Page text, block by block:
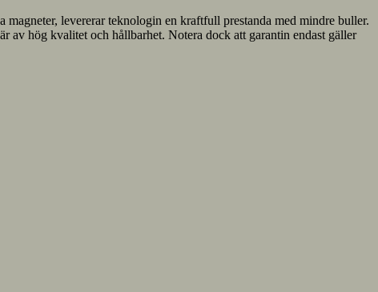
levererar teknologin en kraftfull prestanda med mindre buller.
av hög kvalitet och hållbarhet. Notera dock att garantin endast gäller